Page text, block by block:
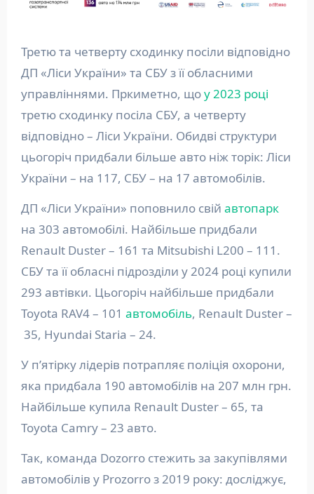
Третю та четверту сходинку посіли відповідно
ДП «Ліси України» та СБУ з її обласними
управліннями. Пркиметно, щоу 2023 році
третю сходинку посіла СБУ, а четверту
відповідно – Ліси України. Обидві структури
цьогоріч придбали більше авто ніж торік: Ліси
України – на 117, СБУ – на 17 автомобілів.
ДП «Ліси України» поповнило свій автопарк
на 303 автомобілі. Найбільше придбали
Renault Duster – 161 та Mitsubishi L200 – 111.
СБУ та її обласні підрозділи у 2024 році купили
293 автівки. Цьогоріч найбільше придбали
Toyota RAV4 – 101 автомобіль, Renault Duster –
35, Hyundai Staria – 24.
У п’ятірку лідерів потрапляє поліція охорони,
яка придбала 190 автомобілів на 207 млн грн.
Найбільше купила Renault Duster – 65, та
Toyota Camry – 23 авто.
Так, команда Dozorro стежить за закупівлями
автомобілів у Prozorro з 2019 року: досліджує,